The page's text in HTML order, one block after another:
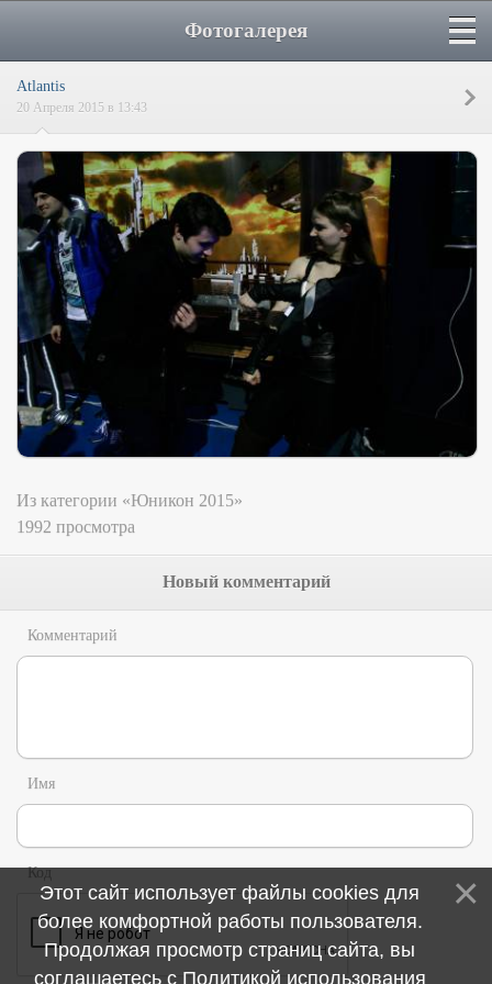
Фотогалерея
Atlantis
20 Апреля 2015 в 13:43
Из категории «Юникон 2015»
1992 просмотра
Новый комментарий
Комментарий
Имя
Код
Этот сайт использует файлы cookies для
более комфортной работы пользователя.
Продолжая просмотр страниц сайта, вы
соглашаетесь с Политикой использования